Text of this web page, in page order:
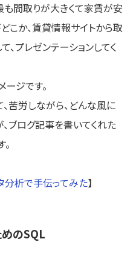
間取りが大きくて家賃が安
こか、賃貸情報サイトから取
、プレゼンテーションしてく
ジです。
苦労しながら、どんな風に
ブログ記事を書いてくれた
分析で手伝ってみた】
のSQL